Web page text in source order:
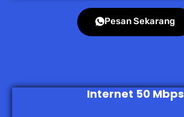
Pesan Sekarang
Internet 50 Mbps